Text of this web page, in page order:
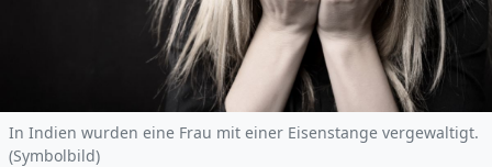
In Indien wurden eine Frau mit einer Eisenstange vergewaltigt.
(Symbolbild)